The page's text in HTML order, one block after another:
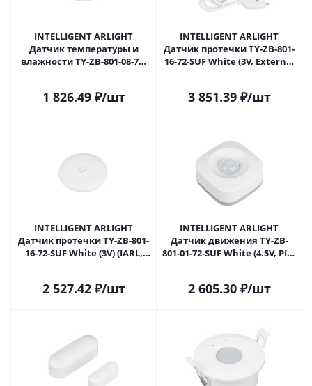
INTELLIGENT ARLIGHT
Датчик температуры и
влажности TY-ZB-801-08-72-
#REGION_NAME_DECLINE_PP#
1 826.49₽/шт
INTELLIGENT ARLIGHT
Датчик протечки TY-ZB-801-
16-72-SUF White (3V, External
#REGION_NAME_DECLINE_PP#
3 851.39₽/шт
INTELLIGENT ARLIGHT
Датчик протечки TY-ZB-801-
16-72-SUF White (3V) (IARL,
#REGION_NAME_DECLINE_PP#
2 527.42₽/шт
INTELLIGENT ARLIGHT
Датчик движения TY-ZB-
801-01-72-SUF White (4.5V, PIR)
#REGION_NAME_DECLINE_PP#
2 605.30₽/шт